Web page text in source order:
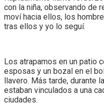
con la niña, observando de
moví hacia ellos, los
tras ellos y yo lo seguí.
Los atrapamos en un patio
esposas y un bozal en el
llavero. Más tarde, durante
estaban vinculados a una
ciudades.